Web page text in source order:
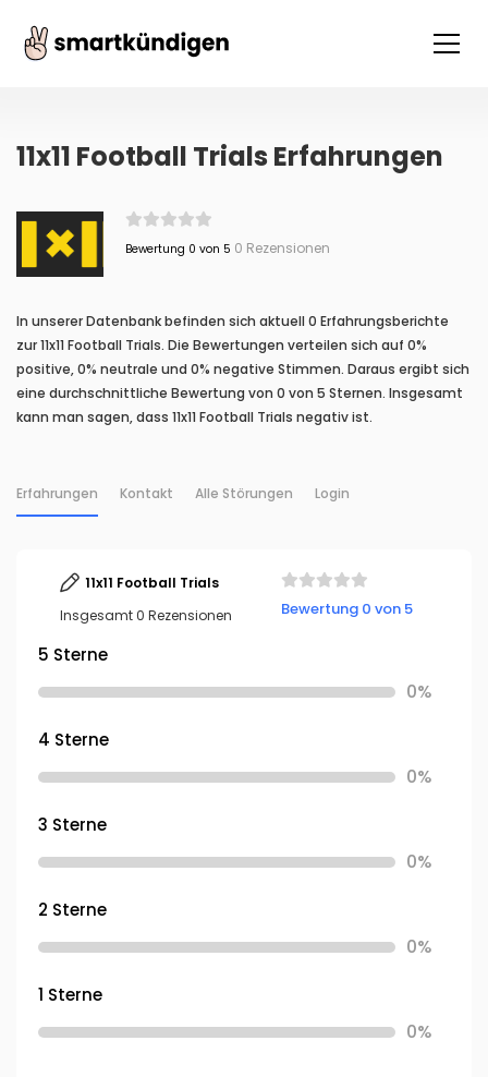
11x11 Football Trials Erfahrungen
Bewertung 0 von 5 0 Rezensionen
In unserer Datenbank befinden sich aktuell 0 Erfahrungsberichte
zur 11x11 Football Trials. Die Bewertungen verteilen sich auf 0%
positive, 0% neutrale und 0% negative Stimmen. Daraus ergibt sich
eine durchschnittliche Bewertung von 0 von 5 Sternen. Insgesamt
kann man sagen, dass 11x11 Football Trials negativ ist.
Erfahrungen Kontakt Alle Störungen Login
11x11 Football Trials
Insgesamt 0 Rezensionen
Bewertung 0 von 5
5 Sterne
0%
4 Sterne
0%
3 Sterne
0%
2 Sterne
0%
1 Sterne
0%